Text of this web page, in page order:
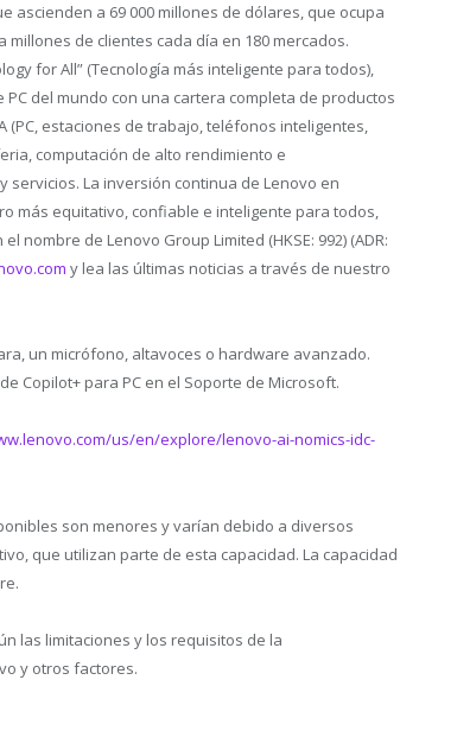
ascienden a 69 000 millones de dólares, que ocupa
millones de clientes cada día en 180 mercados.
for All” (Tecnología más inteligente para todos),
del mundo con una cartera completa de productos
estaciones de trabajo, teléfonos inteligentes,
computación de alto rendimiento e
La inversión continua de Lenovo en
más equitativo, confiable e inteligente para todos,
nombre de Lenovo Group Limited (HKSE: 992) (ADR:
y lea las últimas noticias a través de nuestro
un micrófono, altavoces o hardware avanzado.
Copilot+ para PC en el Soporte de Microsoft.
us/en/explore/lenovo-ai-nomics-idc-
son menores y varían debido a diversos
que utilizan parte de esta capacidad. La capacidad
las limitaciones y los requisitos de la
y otros factores.